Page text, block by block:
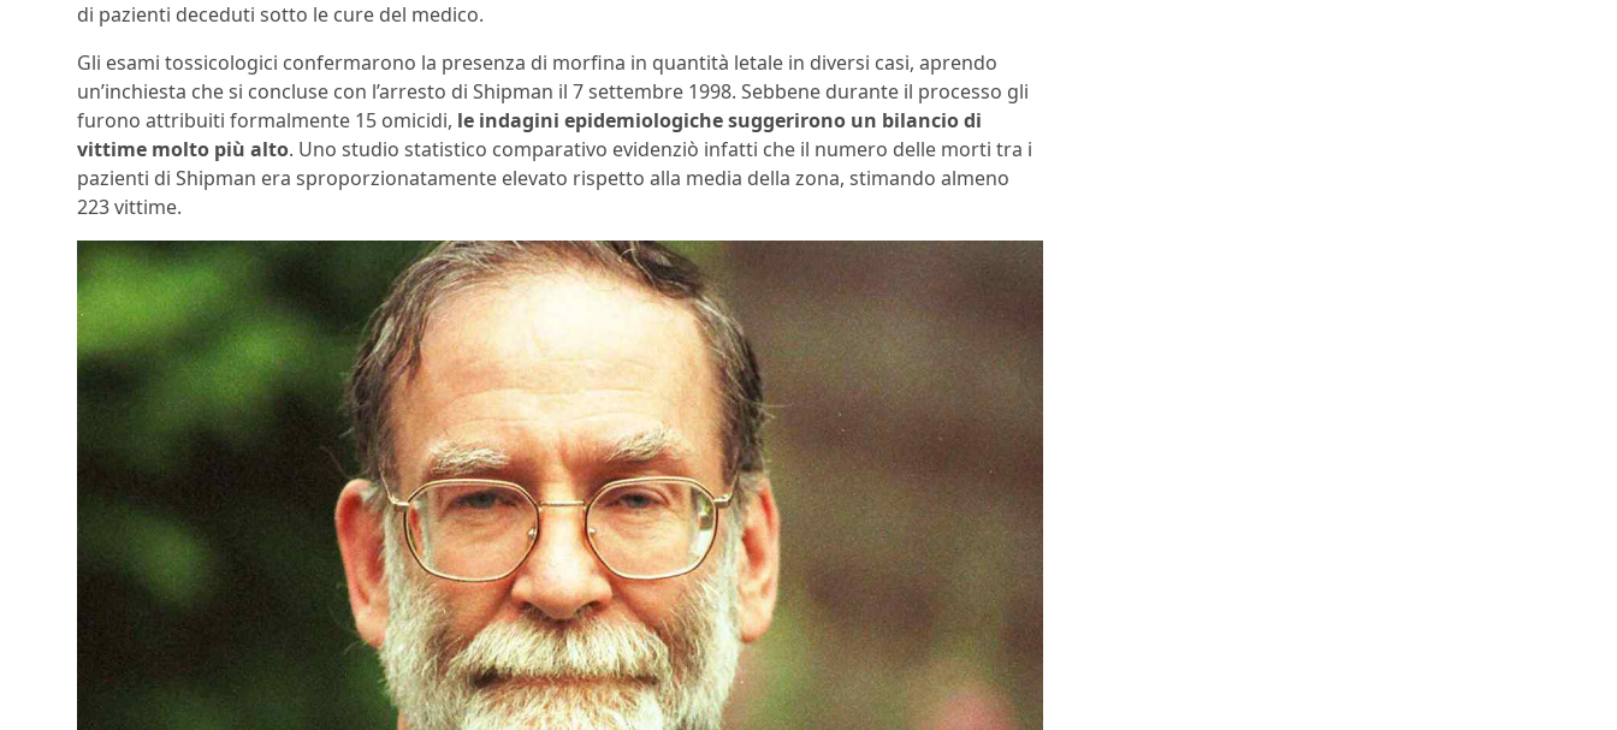
di pazienti deceduti sotto le cure del medico.
Gli esami tossicologici confermarono la presenza di morfina in quantità letale in diversi casi, aprendo
un’inchiesta che si concluse con l’arresto di Shipman il 7 settembre 1998. Sebbene durante il processo gli
furono attribuiti formalmente 15 omicidi, le indagini epidemiologiche suggerirono un bilancio di
vittime molto più alto. Uno studio statistico comparativo evidenziò infatti che il numero delle morti tra i
pazienti di Shipman era sproporzionatamente elevato rispetto alla media della zona, stimando almeno
223 vittime.